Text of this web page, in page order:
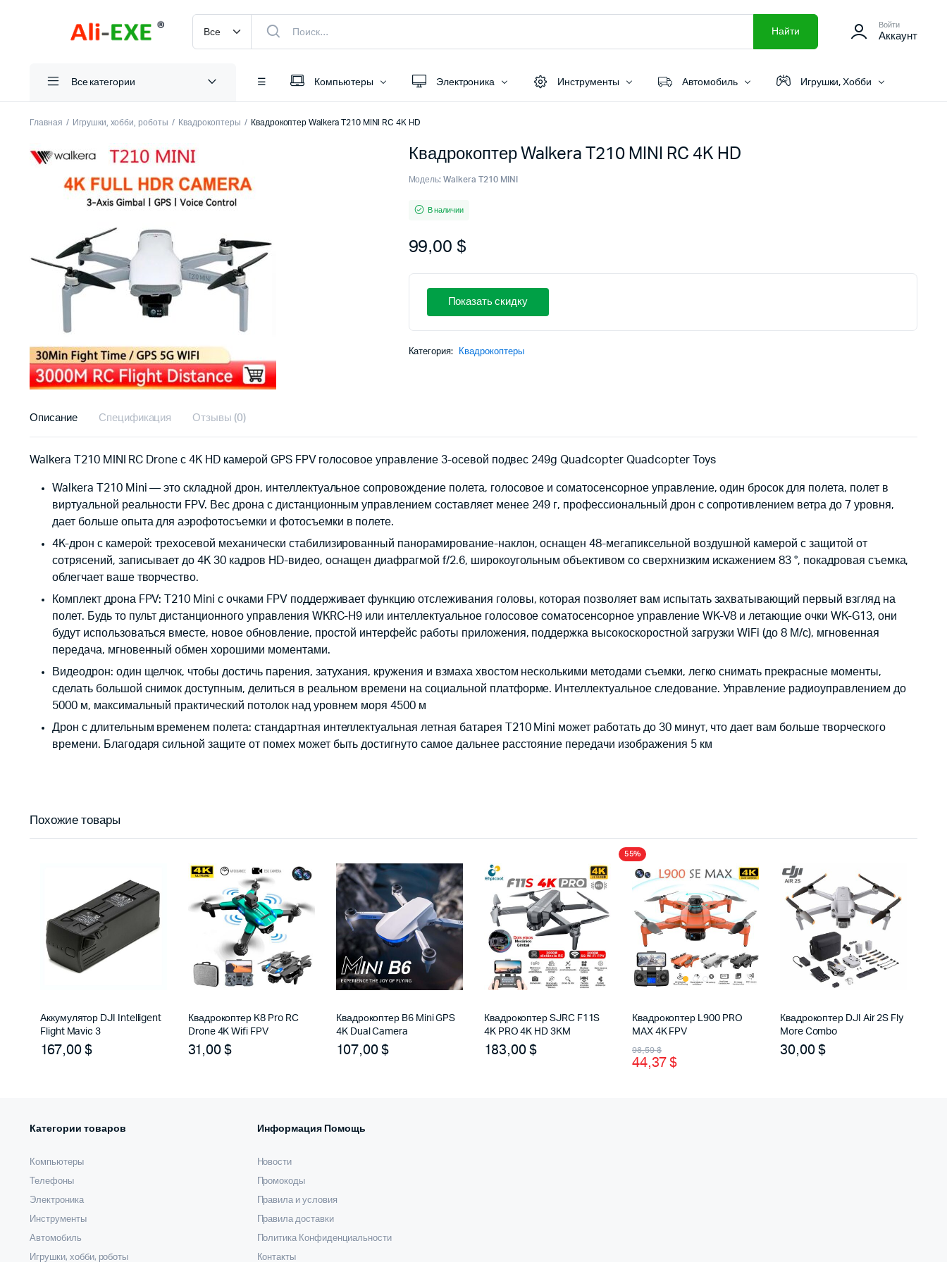
Найти
Войти
Аккаунт
Все категории ☰ Компьютеры Электроника Инструменты Автомобиль Игрушки, Хобби
Главная Игрушки, хобби, роботы Квадрокоптеры Квадрокоптер Walkera T210 MINI RC 4K HD
Квадрокоптер Walkera T210 MINI RC 4K HD
Модель: Walkera T210 MINI
В наличии
99,00 $
Показать скидку
Категория: Квадрокоптеры
Описание Спецификация Отзывы (0)
Walkera T210 MINI RC Drone с 4K HD камерой GPS FPV голосовое управление 3-осевой подвес 249g Quadcopter Quadcopter Toys
Walkera T210 Mini — это складной дрон, интеллектуальное сопровождение полета, голосовое и соматосенсорное управление, один бросок для полета, полет в
виртуальной реальности FPV. Вес дрона с дистанционным управлением составляет менее 249 г, профессиональный дрон с сопротивлением ветра до 7 уровня,
дает больше опыта для аэрофотосъемки и фотосъемки в полете.
4K-дрон с камерой: трехосевой механически стабилизированный панорамирование-наклон, оснащен 48-мегапиксельной воздушной камерой с защитой от
сотрясений, записывает до 4K 30 кадров HD-видео, оснащен диафрагмой f/2.6, широкоугольным объективом со сверхнизким искажением 83 °, покадровая съемка,
облегчает ваше творчество.
Комплект дрона FPV: T210 Mini с очками FPV поддерживает функцию отслеживания головы, которая позволяет вам испытать захватывающий первый взгляд на
полет. Будь то пульт дистанционного управления WKRC-H9 или интеллектуальное голосовое соматосенсорное управление WK-V8 и летающие очки WK-G13, они
будут использоваться вместе, новое обновление, простой интерфейс работы приложения, поддержка высокоскоростной загрузки WiFi (до 8 М/с), мгновенная
передача, мгновенный обмен хорошими моментами.
Видеодрон: один щелчок, чтобы достичь парения, затухания, кружения и взмаха хвостом несколькими методами съемки, легко снимать прекрасные моменты,
сделать большой снимок доступным, делиться в реальном времени на социальной платформе. Интеллектуальное следование. Управление радиоуправлением до
5000 м, максимальный практический потолок над уровнем моря 4500 м
Дрон с длительным временем полета: стандартная интеллектуальная летная батарея T210 Mini может работать до 30 минут, что дает вам больше творческого
времени. Благодаря сильной защите от помех может быть достигнуто самое дальнее расстояние передачи изображения 5 км
Похожие товары
Аккумулятор DJI Intelligent
Flight Mavic 3
167,00$
Квадрокоптер K8 Pro RC
Drone 4K Wifi FPV
31,00$
Квадрокоптер B6 Mini GPS
4K Dual Camera
107,00$
Квадрокоптер SJRC F11S
4K PRO 4K HD 3KM
183,00$
55%
Квадрокоптер L900 PRO
MAX 4K FPV
98,59$
Первоначальная
цена
44,37$
Текущая
цена:
Квадрокоптер DJI Air 2S Fly
More Combo
30,00$
Категории товаров
Компьютеры
Телефоны
Электроника
Инструменты
Автомобиль
Игрушки, хобби, роботы
Информация Помощь
Новости
Промокоды
Правила и условия
Правила доставки
Политика Конфиденциальности
Контакты